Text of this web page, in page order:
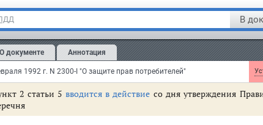
В
О документе Аннотация
1992 г. N 2300-I "О защите прав потребителей"
годности товара (работы), а также гарантийного
товар (работу), предназначенный для длительного
срок службы - период, в течение которого
возможность использования товара (работы) по
возникшие по его вине.
2 статьи 5 вводится в действие со дня утверждения